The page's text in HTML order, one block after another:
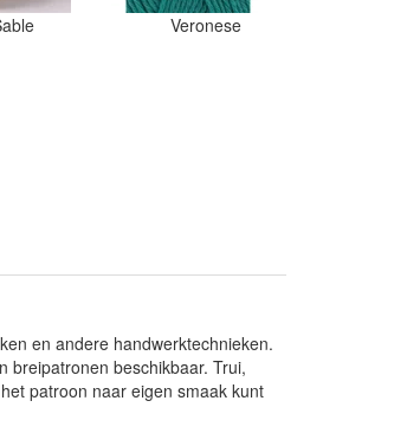
Veronese
en andere handwerktechnieken.
breipatronen beschikbaar. Trui,
patroon naar eigen smaak kunt